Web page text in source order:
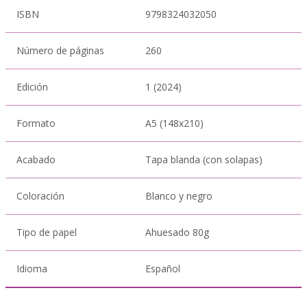
ISBN 9798324032050
Número de páginas 260
Edición 1 (2024)
Formato A5 (148x210)
Acabado Tapa blanda (con solapas)
Coloración Blanco y negro
Tipo de papel Ahuesado 80g
Idioma Español